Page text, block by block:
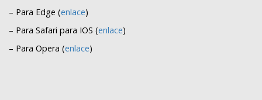
– Para Edge (enlace)
– Para Safari para IOS (enlace)
– Para Opera (enlace)